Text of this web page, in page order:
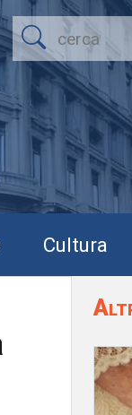
Cultura